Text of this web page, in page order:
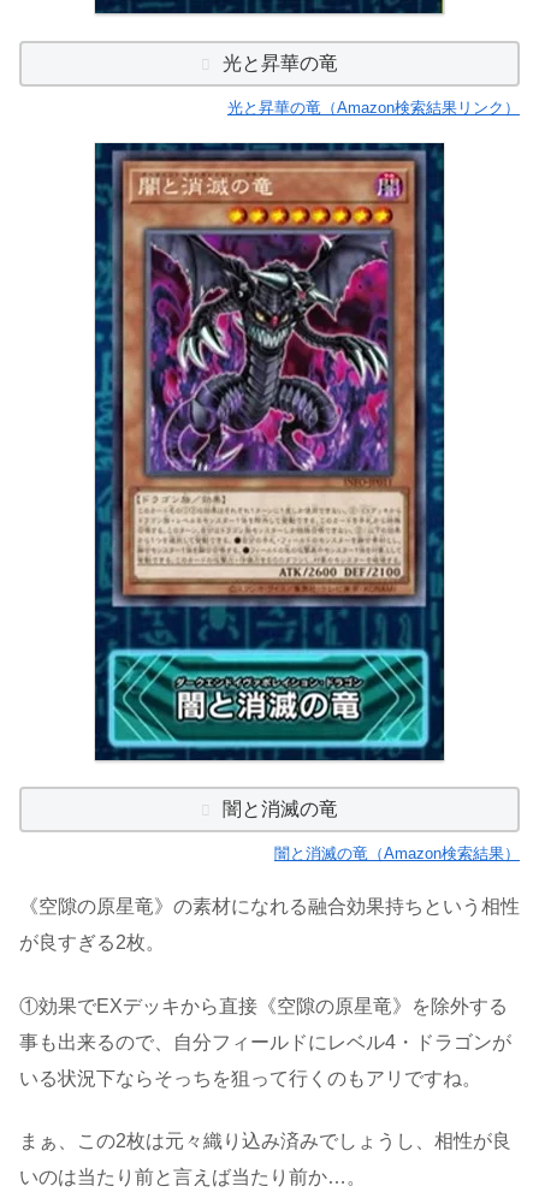
光と昇華の竜
光と昇華の竜（Amazon検索結果リンク）
闇と消滅の竜
闇と消滅の竜（Amazon検索結果）
《空隙の原星竜》の素材になれる融合効果持ちという相性
が良すぎる2枚。
①効果でEXデッキから直接《空隙の原星竜》を除外する
事も出来るので、自分フィールドにレベル4・ドラゴンが
いる状況下ならそっちを狙って行くのもアリですね。
まぁ、この2枚は元々織り込み済みでしょうし、相性が良
いのは当たり前と言えば当たり前か…。